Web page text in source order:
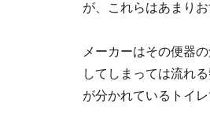
が、これらはあまりお
メーカーはその便器
してしまっては流れ
が分かれているトイ